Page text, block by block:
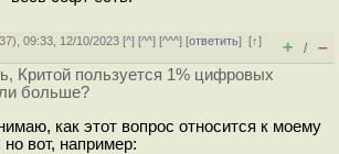
37), 09:33, 12/10/2023 [^] [^^] [^^^] [ответить][↑]
+ / –
Критой пользуется 1% цифровых
больше?
как этот вопрос относится к моему
вот, например: